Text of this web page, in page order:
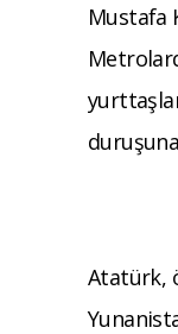
Mustafa
Atatürk,